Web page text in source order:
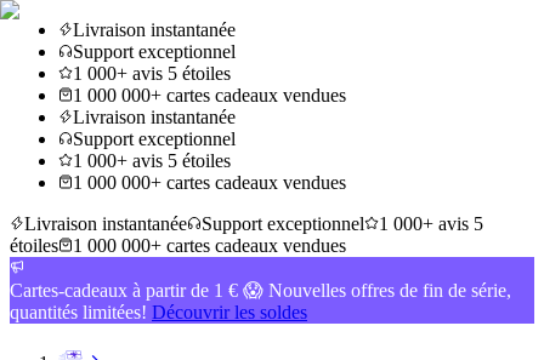
Livraison instantanée
Support exceptionnel
1 000+ avis 5 étoiles
1 000 000+ cartes cadeaux vendues
Livraison instantanée
Support exceptionnel
1 000+ avis 5 étoiles
1 000 000+ cartes cadeaux vendues
Livraison instantanée
Support exceptionnel
1 000+ avis 5
étoiles
1 000 000+ cartes cadeaux vendues
Cartes-cadeaux à partir de 1 € 😱 Nouvelles offres de fin de série,
quantités limitées! Découvrir les soldes